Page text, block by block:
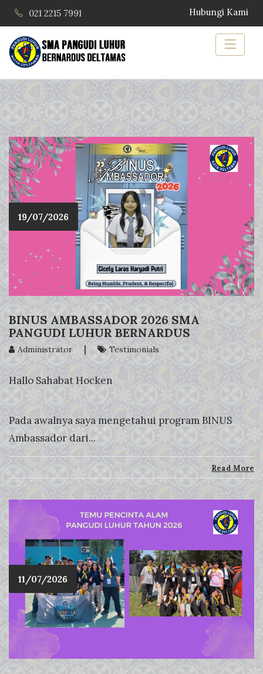
021 2215 7991 Hubungi Kami
19/07/2026
BINUS AMBASSADOR 2026 SMA
PANGUDI LUHUR BERNARDUS
Administrator | Testimonials
Hallo Sahabat Hocken
Pada awalnya saya mengetahui program BINUS
Ambassador dari...
Read More
11/07/2026